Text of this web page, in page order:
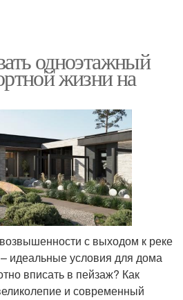
одноэтажный
жизни на
с выходом к реке
идеальные условия для дома
вписать в пейзаж? Как
и современный